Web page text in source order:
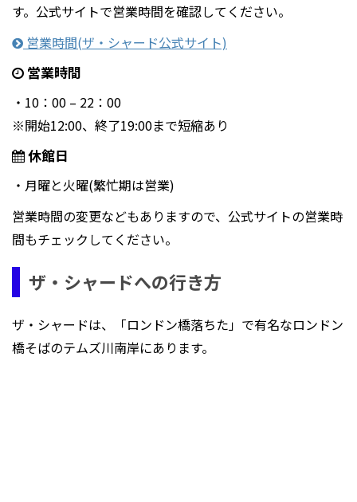
す。公式サイトで営業時間を確認してください。
営業時間(ザ・シャード公式サイト)
営業時間
・10：00 – 22：00
※開始12:00、終了19:00まで短縮あり
休館日
・月曜と火曜(繁忙期は営業)
営業時間の変更などもありますので、公式サイトの営業時
間もチェックしてください。
ザ・シャードへの行き方
ザ・シャードは、「ロンドン橋落ちた」で有名なロンドン
橋そばのテムズ川南岸にあります。